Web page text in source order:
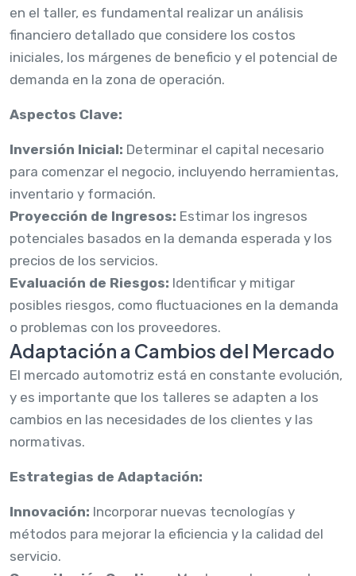
en el taller, es fundamental realizar un análisis
financiero detallado que considere los costos
iniciales, los márgenes de beneficio y el potencial de
demanda en la zona de operación.
Aspectos Clave:
Inversión Inicial: Determinar el capital necesario
para comenzar el negocio, incluyendo herramientas,
inventario y formación.
Proyección de Ingresos: Estimar los ingresos
potenciales basados en la demanda esperada y los
precios de los servicios.
Evaluación de Riesgos: Identificar y mitigar
posibles riesgos, como fluctuaciones en la demanda
o problemas con los proveedores.
Adaptación a Cambios del Mercado
El mercado automotriz está en constante evolución,
y es importante que los talleres se adapten a los
cambios en las necesidades de los clientes y las
normativas.
Estrategias de Adaptación:
Innovación: Incorporar nuevas tecnologías y
métodos para mejorar la eficiencia y la calidad del
servicio.